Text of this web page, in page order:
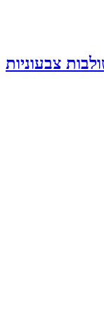
צבעוניות